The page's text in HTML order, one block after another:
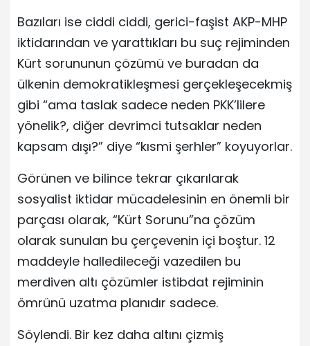
Bazıları ise ciddi ciddi, gerici-faşist AKP-MHP
iktidarından ve yarattıkları bu suç rejiminden
Kürt sorununun çözümü ve buradan da
ülkenin demokratikleşmesi gerçekleşecekmiş
gibi “ama taslak sadece neden PKK’lilere
yönelik?, diğer devrimci tutsaklar neden
kapsam dışı?” diye “kısmi şerhler” koyuyorlar.
Görünen ve bilince tekrar çıkarılarak
sosyalist iktidar mücadelesinin en önemli bir
parçası olarak, “Kürt Sorunu”na çözüm
olarak sunulan bu çerçevenin içi boştur. 12
maddeyle halledileceği vazedilen bu
merdiven altı çözümler istibdat rejiminin
ömrünü uzatma planıdır sadece.
Söylendi. Bir kez daha altını çizmiş